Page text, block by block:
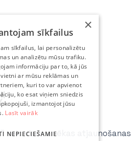
veic visus ar ēkas atjaunošanas
×
sīkfailus
sīkfailus, lai personalizētu
un analizētu mūsu trafiku.
informāciju par to, kā jūs
ar mūsu reklāmas un
kuri to var apvienot
ko esat viņiem sniedzis
izmantojot jūsu
Lasīt vairāk
NEPIECIEŠAMIE